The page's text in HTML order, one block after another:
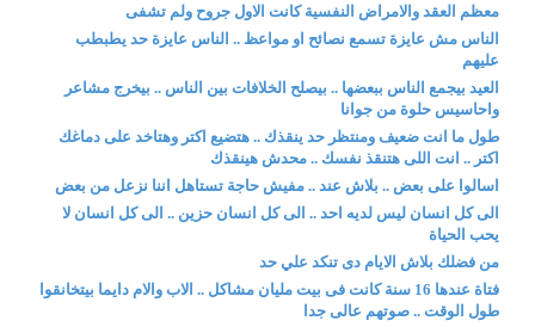
معظم العقد والامراض النفسية كانت الاول جروح ولم تشفى
الناس مش عايزة تسمع نصائح او مواعظ .. الناس عايزة حد يطبطب
عليهم
العيد بيجمع الناس ببعضها .. بيصلح الخلافات بين الناس .. بيخرج مشاعر
واحاسيس حلوة من جوانا
طول ما انت ضعيف ومنتظر حد ينقذك .. هتضيع اكتر وهتاخد على دماغك
اكتر .. انت اللى هتنقذ نفسك .. محدش هينقذك
اسالوا على بعض .. بلاش عند .. مفيش حاجة تستاهل اننا نزعل من بعض
الى كل انسان ليس لديه احد .. الى كل انسان حزين .. الى كل انسان لا
يحب الحياة
من فضلك بلاش الايام دى تنكد علي حد
فتاة عندها 16 سنة كانت فى بيت مليان مشاكل .. الاب والام دايما بيتخانقوا
طول الوقت .. صوتهم عالى جدا